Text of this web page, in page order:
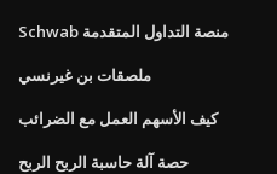
Schwab منصة التداول المتقدمة
ملصقات بن غيرنسي
كيف الأسهم العمل مع الضرائب
حصة آلة حاسبة الربح الربح